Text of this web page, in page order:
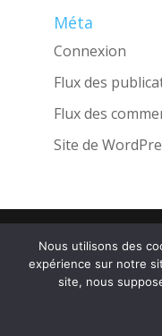
Méta
Connexion
Flux des
Flux des
Site de
Nous utilisons des
expérience sur notre
site, nous